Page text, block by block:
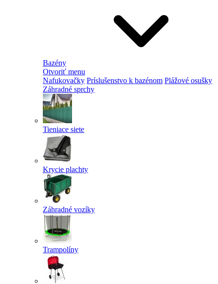
Bazény
Otvoriť menu
Nafukovačky Príslušenstvo k bazénom Plážové osušky
Záhradné sprchy
Tieniace siete
Krycie plachty
Záhradné vozíky
Trampolíny